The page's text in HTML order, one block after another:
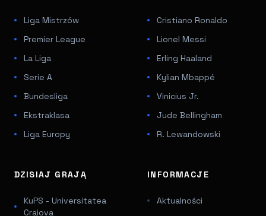
Liga Mistrzów
Premier League
La Liga
Serie A
Bundesliga
Ekstraklasa
Liga Europy
Cristiano Ronaldo
Lionel Messi
Erling Haaland
Kylian Mbappé
Vinicius Jr.
Jude Bellingham
R. Lewandowski
DZISIAJ GRAJĄ
KuPS - Universitatea
Craiova
INFORMACJE
Aktualności